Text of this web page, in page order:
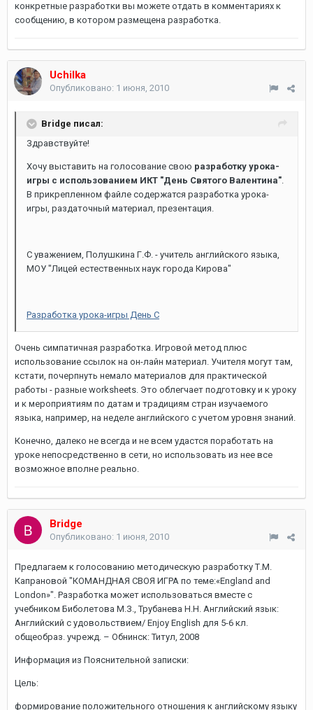
конкретные разработки вы можете отдать в комментариях к
сообщению, в котором размещена разработка.
Uchilka
Опубликовано: 1 июня, 2010
Bridge писал:
Здравствуйте!
Хочу выставить на голосование свою разработку урока-
игры с использованием ИКТ "День Святого Валентина".
В прикрепленном файле содержатся разработка урока-
игры, раздаточный материал, презентация.
С уважением, Полушкина Г.Ф. - учитель английского языка,
МОУ "Лицей естественных наук города Кирова"
Разработка урока-игры День С
Очень симпатичная разработка. Игровой метод плюс
использование ссылок на он-лайн материал. Учителя могут там,
кстати, почерпнуть немало материалов для практической
работы - разные worksheets. Это облегчает подготовку и к уроку
и к мероприятиям по датам и традициям стран изучаемого
языка, например, на неделе английского с учетом уровня знаний.
Конечно, далеко не всегда и не всем удастся поработать на
уроке непосредственно в сети, но использовать из нее все
возможное вполне реально.
Bridge
Опубликовано: 1 июня, 2010
Предлагаем к голосованию методическую разработку Т.М.
Капрановой "КОМАНДНАЯ СВОЯ ИГРА по теме:«England and
London»". Разработка может использоваться вместе с
учебником Биболетова М.З., Трубанева Н.Н. Английский язык:
Английский с удовольствием/ Enjoy English для 5-6 кл.
общеобраз. учрежд. – Обнинск: Титул, 2008
Информация из Пояснительной записки:
Цель:
формирование положительного отношения к английскому языку